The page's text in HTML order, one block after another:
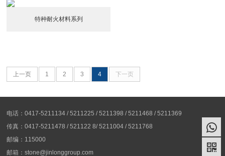
特种耐火材料系列
上一页 1 2 3 4 下一页
电话：0417-5211134 / 5211225 / 5211398 / 5211468 / 5211369
传真：0417-5211478 / 521122 8/ 5211004 / 5211768
邮编：115000
邮箱：stone@jinlonggroup.com